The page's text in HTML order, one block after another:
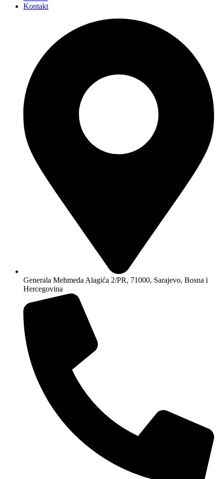
Kontakt
Generala Mehmeda Alagića 2/PR, 71000, Sarajevo, Bosna i
Hercegovina